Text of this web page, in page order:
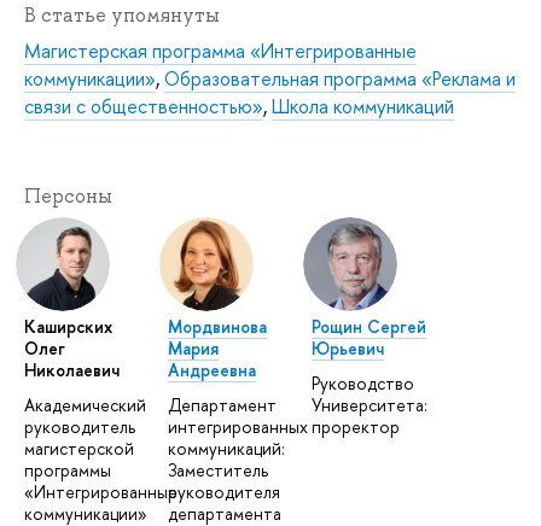
В статье упомянуты
Магистерская программа «Интегрированные
коммуникации»,Образовательная программа «Реклама и
связи с общественностью»,Школа коммуникаций
Персоны
Каширских
Олег
Николаевич
Академический
руководитель
магистерской
программы
«Интегрированные
коммуникации»
Мордвинова
Мария
Андреевна
Департамент
интегрированных
коммуникаций:
Заместитель
руководителя
департамента
Рощин Сергей
Юрьевич
Руководство
Университета:
проректор